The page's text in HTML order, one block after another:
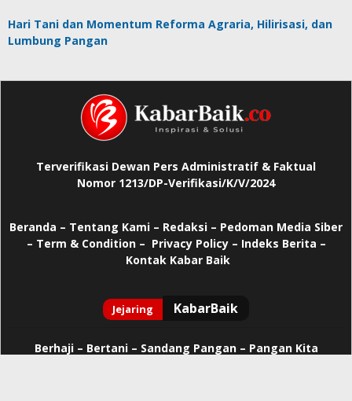
Hari Tani dan Momentum Reforma Agraria, Hilirisasi, dan
Lumbung Pangan
Terverifikasi Dewan Pers Administratif & Faktual
Nomor 1213/DP-Verifikasi/K/V/2024
Beranda – Tentang Kami – Redaksi – Pedoman Media Siber
– Term & Condition – Privacy Policy– Indeks Berita –
Kontak Kabar Baik
Berhaji– Bertani – Sandang Pangan – Pangan Kita